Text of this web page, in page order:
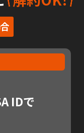
IDで